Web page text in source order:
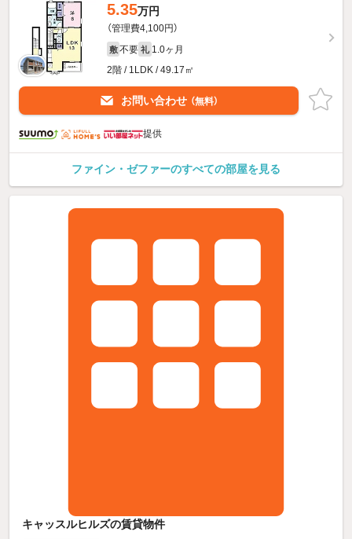
5.35万円
（管理費4,100円）
敷 不要 礼 1.0ヶ月
2階 / 1LDK / 49.17㎡
お問い合わせ （無料）
提供
ファイン・ゼファーのすべての部屋を見る
キャッスルヒルズの賃貸物件